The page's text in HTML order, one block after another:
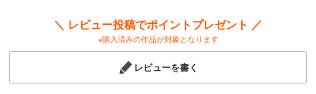
＼ レビュー投稿でポイントプレゼント ／
※購入済みの作品が対象となります
レビューを書く